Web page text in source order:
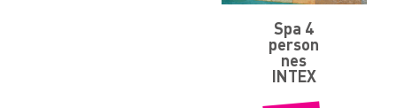
Spa 4
person
nes
INTEX